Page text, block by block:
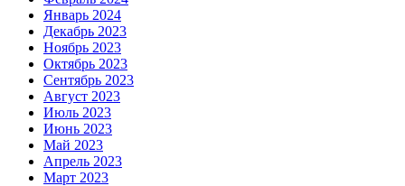
Январь 2024
Декабрь 2023
Ноябрь 2023
Октябрь 2023
Сентябрь 2023
Август 2023
Июль 2023
Июнь 2023
Май 2023
Апрель 2023
Март 2023